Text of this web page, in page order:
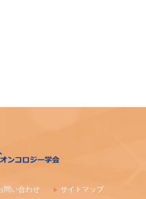
社会的支援のための研修会
問い合わせ サイトマップ